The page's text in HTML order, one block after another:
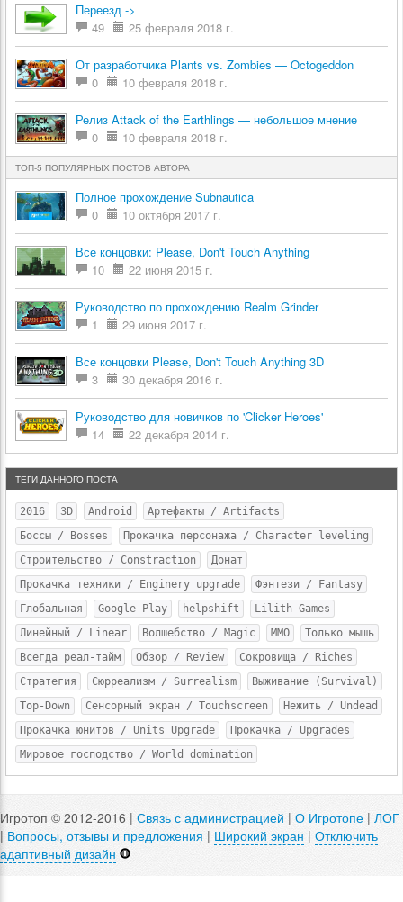
Переезд ->
49
25 февраля 2018 г.
От разработчика Plants vs. Zombies — Octogeddon
0
10 февраля 2018 г.
Релиз Attack of the Earthlings — небольшое мнение
0
10 февраля 2018 г.
ТОП-5 ПОПУЛЯРНЫХ ПОСТОВ АВТОРА
Полное прохождение Subnautica
0
10 октября 2017 г.
Все концовки: Please, Don't Touch Anything
10
22 июня 2015 г.
Руководство по прохождению Realm Grinder
1
29 июня 2017 г.
Все концовки Please, Don't Touch Anything 3D
3
30 декабря 2016 г.
Руководство для новичков по 'Clicker Heroes'
14
22 декабря 2014 г.
ТЕГИ ДАННОГО ПОСТА
2016 3D Android
Артефакты / Artifacts
Боссы / Bosses
Прокачка персонажа / Character leveling
Строительство / Constraction
Донат
Прокачка техники / Enginery upgrade
Фэнтези / Fantasy
Глобальная
Google Play helpshift
Lilith Games
Линейный / Linear
Волшебство / Magic MMO
Только мышь
Всегда реал-тайм
Обзор / Review
Сокровища / Riches
Стратегия
Сюрреализм / Surrealism
Выживание (Survival)
Top-Down
Сенсорный экран / Touchscreen
Нежить / Undead
Прокачка юнитов / Units Upgrade
Прокачка / Upgrades
Мировое господство / World domination
Игротоп © 2012-2016 | Связь с администрацией | О Игротопе | ЛОГ
| Вопросы, отзывы и предложения | Широкий экран | Отключить
адаптивный дизайн